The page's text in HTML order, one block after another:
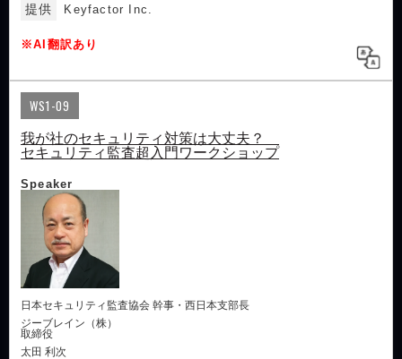
提供 Keyfactor Inc.
※AI翻訳あり
WS1-09
我が社のセキュリティ対策は大丈夫？
セキュリティ監査超入門ワークショップ
Speaker
日本セキュリティ監査協会 幹事・西日本支部長
ジーブレイン（株）
取締役
太田 利次